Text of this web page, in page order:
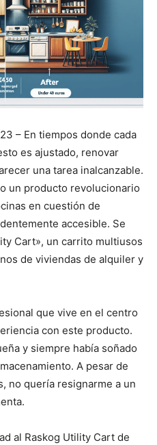
– En tiempos donde cada
es ajustado, renovar
una tarea inalcanzable.
un producto revolucionario
en cuestión de
accesible. Se
Cart», un carrito multiusos
de viviendas de alquiler y
que vive en el centro
con este producto.
y siempre había soñado
A pesar de
no quería resignarme a un
al Raskog Utility Cart de